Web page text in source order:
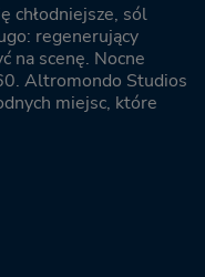
chłodniejsze, sól
regenerujący
na scenę. Nocne
Altromondo Studios
miejsc, które